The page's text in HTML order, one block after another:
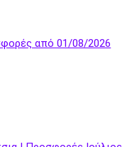
από 01/08/2026